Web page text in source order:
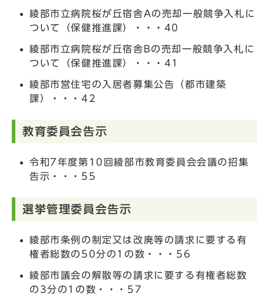
綾部市立病院桜が丘宿舎Aの売却一般競争入札に
ついて（保健推進課）・・・40
綾部市立病院桜が丘宿舎Bの売却一般競争入札に
ついて（保健推進課）・・・41
綾部市営住宅の入居者募集公告（都市建築
課）・・・42
教育委員会告示
令和7年度第10回綾部市教育委員会会議の招集
告示・・・55
選挙管理委員会告示
綾部市条例の制定又は改廃等の請求に要する有
権者総数の50分の1の数・・・56
綾部市議会の解散等の請求に要する有権者総数
の3分の1の数・・・57